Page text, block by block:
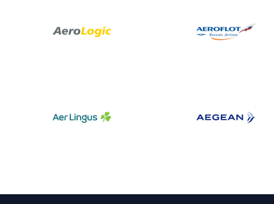
Aero Logic Aeroflot
Aer Lingus Aegean